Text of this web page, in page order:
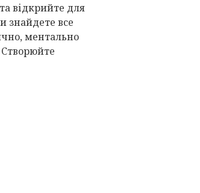
відкрийте для
знайдете все
ментально